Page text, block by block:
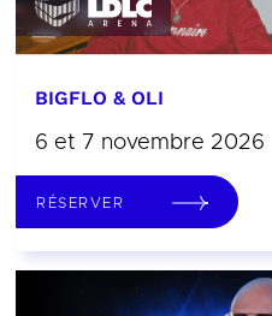
BIGFLO & OLI
6 et 7 novembre 2026
RÉSERVER